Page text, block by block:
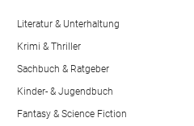
Literatur & Unterhaltung
Krimi & Thriller
Sachbuch & Ratgeber
Kinder- & Jugendbuch
Fantasy & Science Fiction